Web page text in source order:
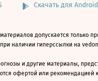
Скачать для Android
допускается только
наличии гиперссылки на
и другие материалы,
офертой или рекомендацией